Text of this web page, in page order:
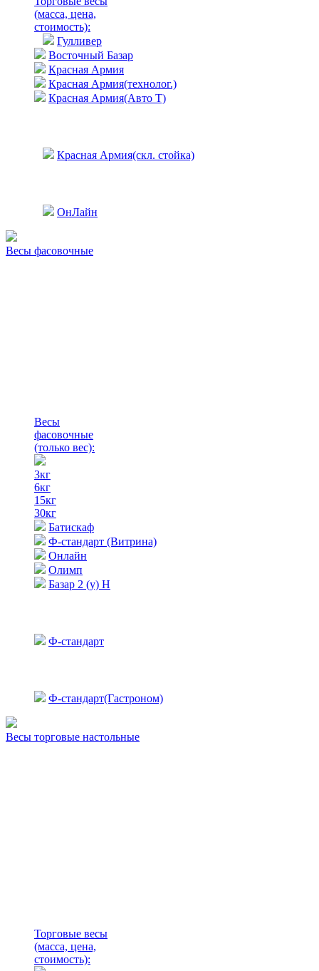
(масса, цена,
стоимость):
Гулливер
Восточный Базар
Красная Армия
Красная Армия(технолог.)
Красная Армия(Авто Т)
Красная Армия(скл. стойка)
ОнЛайн
Весы фасовочные
Весы
фасовочные
(только вес):
3кг
6кг
15кг
30кг
Батискаф
Ф-стандарт (Витрина)
Онлайн
Олимп
Базар 2 (у) Н
Ф-стандарт
Ф-стандарт(Гастроном)
Весы торговые настольные
Торговые весы
(масса, цена,
стоимость):